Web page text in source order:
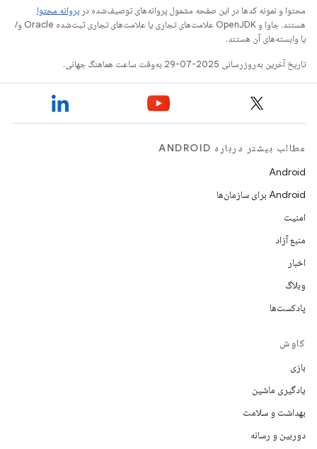
محتوا و نمونه کدها در این صفحه مشمول پروانه‌های توصیف‌شده در پروانه محتوا
هستند. جاوا و OpenJDK علامت‌های تجاری یا علامت‌های تجاری ثبت‌شده Oracle و/
یا وابسته‌های آن هستند.
تاریخ آخرین به‌روزرسانی 2025-07-29 به‌وقت ساعت هماهنگ جهانی.
مطالب بیشتر درباره ANDROID
Android
Android برای سازمان‌ها
امنیت
منبع آزاد
اخبار
وبلاگ
پادکست‌ها
کاوش
بازی
یادگیری ماشین
بهداشت و سلامت
دوربین و رسانه